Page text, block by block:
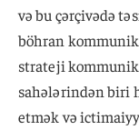
və bu çərçivədə
böhran
strateji
sahələrindən biri
etmək və